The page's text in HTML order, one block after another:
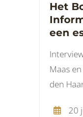
Het
een
Maas
den
20